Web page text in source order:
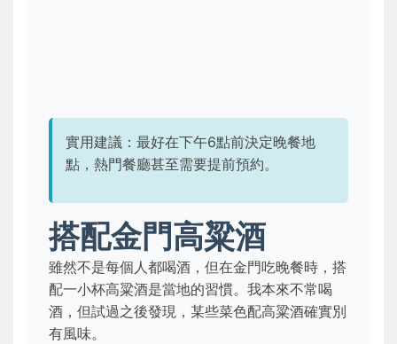
實用建議：最好在下午6點前決定晚餐地
點，熱門餐廳甚至需要提前預約。
搭配金門高粱酒
雖然不是每個人都喝酒，但在金門吃晚餐時，搭
配一小杯高粱酒是當地的習慣。我本來不常喝
酒，但試過之後發現，某些菜色配高粱酒確實別
有風味。